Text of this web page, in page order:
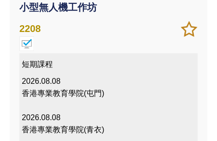
小型無人機工作坊
加
入/
儲存
課程
2208
短期課程
2026.08.08
香港專業教育學院(屯門)
2026.08.08
香港專業教育學院(青衣)